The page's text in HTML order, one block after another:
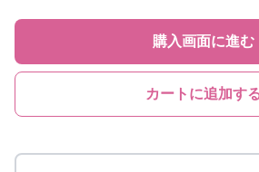
購入画面に進む
カートに追加す